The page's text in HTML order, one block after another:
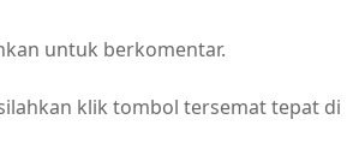
untuk berkomentar.
klik tombol tersemat tepat di